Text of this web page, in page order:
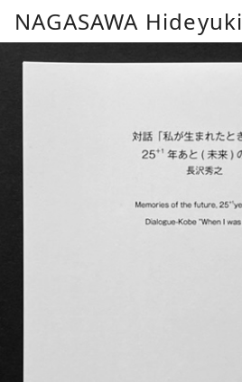
NAGASAWA Hideyuki